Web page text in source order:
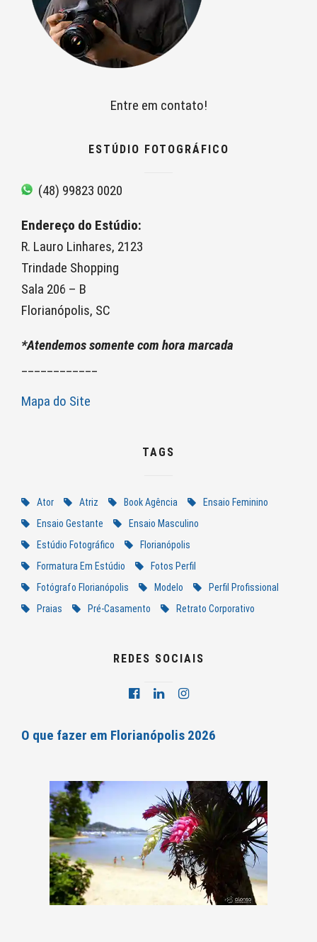
Entre em contato!
ESTÚDIO FOTOGRÁFICO
(48) 99823 0020
Endereço do Estúdio:
R. Lauro Linhares, 2123
Trindade Shopping
Sala 206 – B
Florianópolis, SC
*Atendemos somente com hora marcada
Mapa do Site
TAGS
Ator Atriz Book Agência
Ensaio Feminino
Ensaio Gestante
Ensaio Masculino
Estúdio Fotográfico
Florianópolis
Formatura Em Estúdio
Fotos Perfil
Fotógrafo Florianópolis
Modelo
Perfil Profissional
Praias
Pré-Casamento Retrato Corporativo
REDES SOCIAIS
O que fazer em Florianópolis 2026